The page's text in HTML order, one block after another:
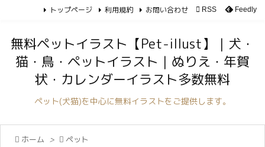


サイド
トップページ 利用規約 お問い合わせ  RSS Feedly
無料ペットイラスト【Pet-illust】｜犬・
猫・鳥・ペットイラスト｜ぬりえ・年賀
状・カレンダーイラスト多数無料
ペット(犬猫)を中心に無料イラストをご提供します。
 ホーム >  ペット